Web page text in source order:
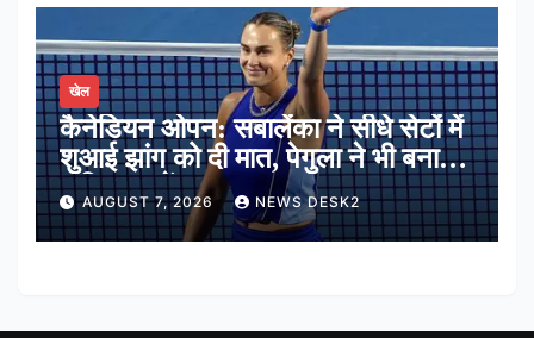
खेल
कैनेडियन ओपन: सबालेंका ने सीधे सेटों में
शुआई झांग को दी मात, पेगुला ने भी बनाई
अंतिम 16 में जगह
AUGUST 7, 2026 NEWS DESK2